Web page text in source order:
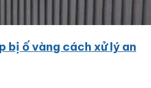
bị ố vàng cách xử lý an